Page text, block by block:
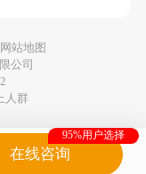
网站地图
公司
人群
在线咨询
95%用户选择